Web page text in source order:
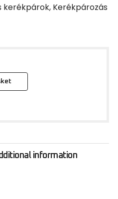
kerékpárok, Kerékpározás
information